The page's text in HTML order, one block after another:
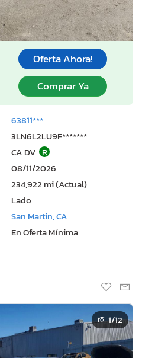
Oferta Ahora!
Comprar Ya
63811***
3LN6L2LU9F*******
CA DV R
08/11/2026
234,922 mi (Actual)
Lado
San Martin, CA
En Oferta Mínima
1/12